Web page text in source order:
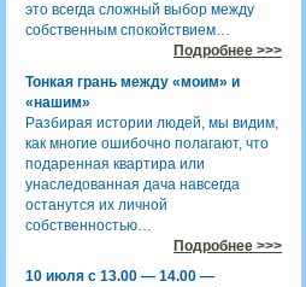
это всегда сложный выбор между
собственным спокойствием…
Подробнее >>>
Тонкая грань между «моим» и
«нашим»
Разбирая истории людей, мы видим,
как многие ошибочно полагают, что
подаренная квартира или
унаследованная дача навсегда
останутся их личной
собственностью…
Подробнее >>>
10 июля с 13.00 — 14.00 —